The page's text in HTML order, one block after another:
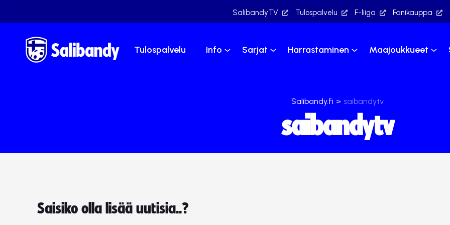
SalibandyTV Tulospalvelu F-liiga Fanikauppa
Tulospalvelu Info Sarjat Harrastaminen Maajoukkueet
Salibandy.fi > saibandytv
saibandytv
Saisiko olla lisää uutisia..?